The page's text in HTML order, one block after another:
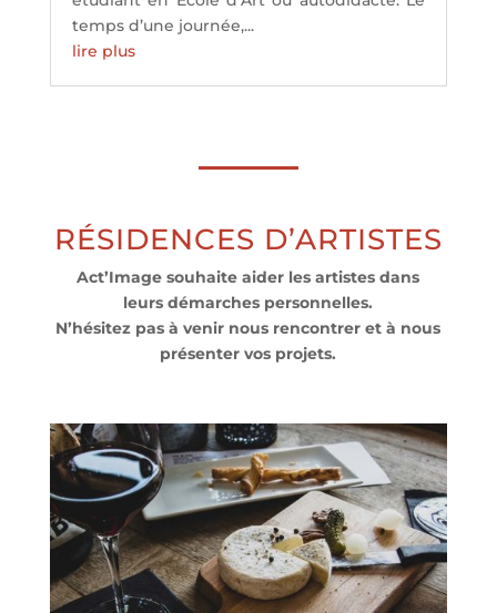
temps d’une journée,...
lire plus
RÉSIDENCES D’ARTISTES
Act’Image souhaite aider les artistes dans
leurs démarches personnelles.
N’hésitez pas à venir nous rencontrer et à nous
présenter vos projets.